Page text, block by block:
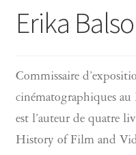
Collection
Boutique
Erika
Commissaire
cinématographiques
est l’auteur de quatre
History of Film and